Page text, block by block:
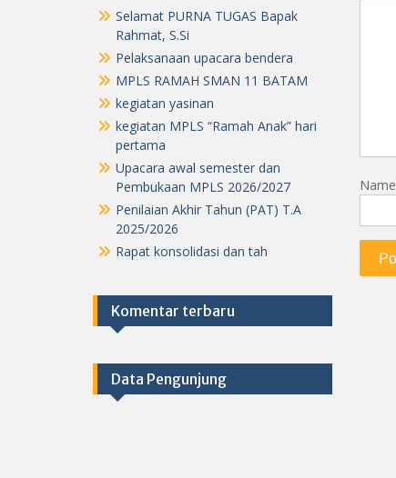
Name
Selamat PURNA TUGAS Bapak
Rahmat, S.Si
Pelaksanaan upacara bendera
MPLS RAMAH SMAN 11 BATAM
kegiatan yasinan
kegiatan MPLS “Ramah Anak” hari
pertama
Upacara awal semester dan
Pembukaan MPLS 2026/2027
Penilaian Akhir Tahun (PAT) T.A
2025/2026
Rapat konsolidasi dan tah
Komentar terbaru
Data Pengunjung